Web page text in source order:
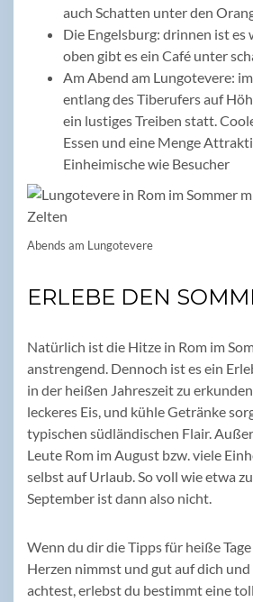
auch Schatten unter den
Die Engelsburg: drinnen ist es
oben gibt es ein Café unter
Am Abend am Lungotevere:
entlang des Tiberufers auf
ein lustiges Treiben statt.
Essen und eine Menge
Einheimische wie Besucher
Abends am Lungotevere
ERLEBE DEN
Natürlich ist die Hitze in Rom im
anstrengend. Dennoch ist es ein
in der heißen Jahreszeit zu
leckeres Eis, und kühle Getränke
typischen südländischen Flair.
Leute Rom im August bzw. viele
selbst auf Urlaub. So voll wie etwa
September ist dann also nicht.
Wenn du dir die Tipps für heiße
Herzen nimmst und gut auf dich
achtest, erlebst du bestimmt eine